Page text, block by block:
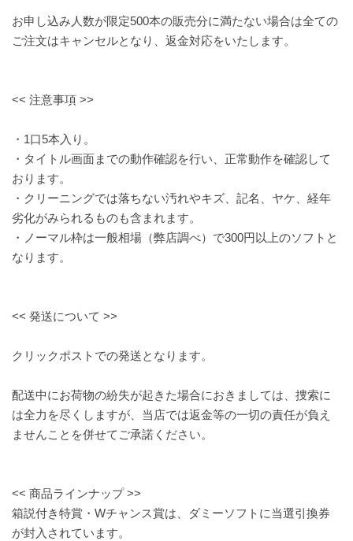
お申し込み人数が限定500本の販売分に満たない場合は全ての
ご注文はキャンセルとなり、返金対応をいたします。
<< 注意事項 >>
・1口5本入り。
・タイトル画面までの動作確認を行い、正常動作を確認して
おります。
・クリーニングでは落ちない汚れやキズ、記名、ヤケ、経年
劣化がみられるものも含まれます。
・ノーマル枠は一般相場（弊店調べ）で300円以上のソフトと
なります。
<< 発送について >>
クリックポストでの発送となります。
配送中にお荷物の紛失が起きた場合におきましては、捜索に
は全力を尽くしますが、当店では返金等の一切の責任が負え
ませんことを併せてご承諾ください。
<< 商品ラインナップ >>
箱説付き特賞・Wチャンス賞は、ダミーソフトに当選引換券
が封入されています。